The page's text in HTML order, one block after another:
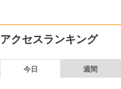
アクセスランキング
今日 週間